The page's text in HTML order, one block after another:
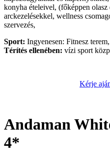
konyha ételeivel, (főképpen olasz
arckezelésekkel, wellness
szervezés,
Sport: Ingyenesen: Fitnesz
Térítés ellenében: vízi sport
Kérje
Andaman
4*